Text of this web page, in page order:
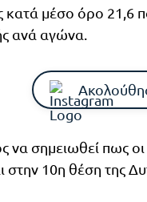
κατά μέσο όρο 21,6
ανά αγώνα.
να σημειωθεί πως
στην 10η θέση της